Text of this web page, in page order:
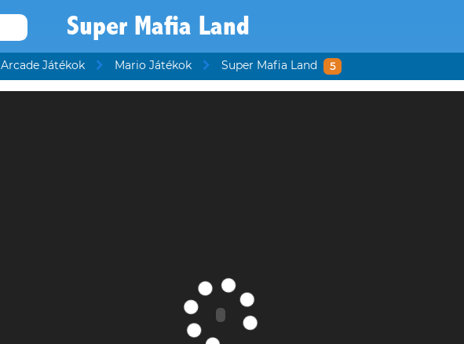
Super Mafia Land
Arcade Játékok Mario Játékok Super Mafia Land 5